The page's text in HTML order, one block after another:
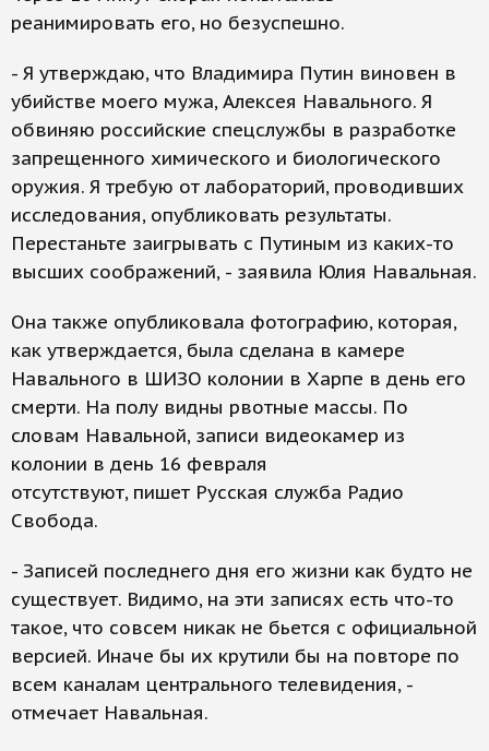
реанимировать его, но безуспешно.
- Я утверждаю, что Владимира Путин виновен в
убийстве моего мужа, Алексея Навального. Я
обвиняю российские спецслужбы в разработке
запрещенного химического и биологического
оружия. Я требую от лабораторий, проводивших
исследования, опубликовать результаты.
Перестаньте заигрывать с Путиным из каких-то
высших соображений, - заявила Юлия Навальная.
Она также опубликовала фотографию, которая,
как утверждается, была сделана в камере
Навального в ШИЗО колонии в Харпе в день его
смерти. На полу видны рвотные массы. По
словам Навальной, записи видеокамер из
колонии в день 16 февраля
отсутствуют, пишет Русская служба Радио
Свобода.
- Записей последнего дня его жизни как будто не
существует. Видимо, на эти записях есть что-то
такое, что совсем никак не бьется с официальной
версией. Иначе бы их крутили бы на повторе по
всем каналам центрального телевидения, -
отмечает Навальная.